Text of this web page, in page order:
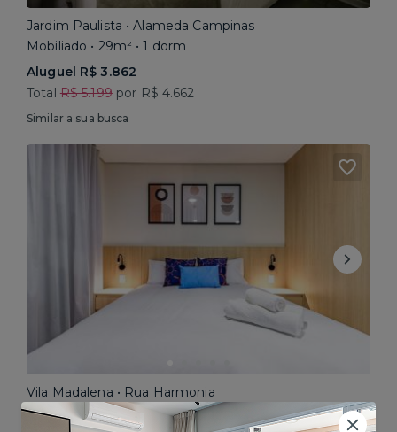
Jardim Paulista • Alameda Campinas
Mobiliado • 29m² • 1 dorm
Aluguel R$ 3.862
Total R$ 5.199por R$ 4.662
Similar a sua busca
Vila Madalena • Rua Harmonia
Mobiliado • 30m² • Studio